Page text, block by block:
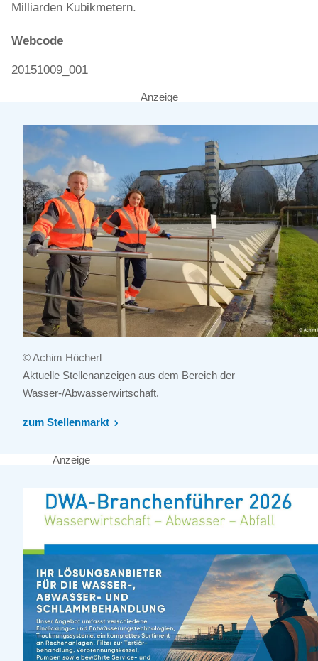
Milliarden Kubikmetern.
Webcode
20151009_001
Anzeige
© Achim Höcherl
Aktuelle Stellenanzeigen aus dem Bereich der
Wasser-/Abwasserwirtschaft.
zum Stellenmarkt
Anzeige